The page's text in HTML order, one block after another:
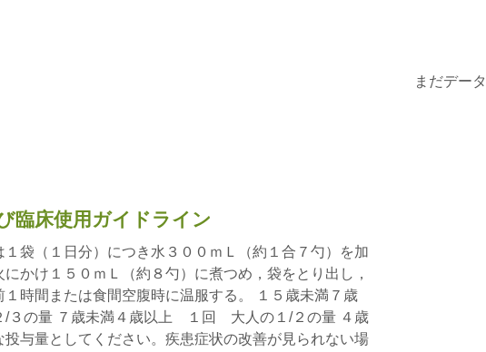
臨床使用ガイドライン
１袋（１日分）につき水３００ｍＬ（約１合７勺）を加
かけ１５０ｍＬ（約８勺）に煮つめ，袋をとり出し，
１時間または食間空腹時に温服する。 １５歳未満７歳
の量 ７歳未満４歳以上 １回 大人の１/２の量 ４歳
与量としてください。疾患症状の改善が見られない場
まだデー